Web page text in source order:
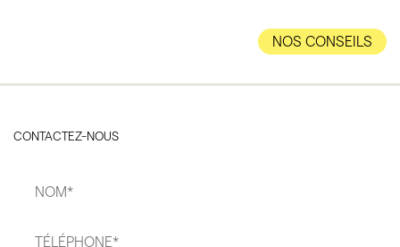
NOS CONSEILS
CONTACTEZ-NOUS
Téléphone